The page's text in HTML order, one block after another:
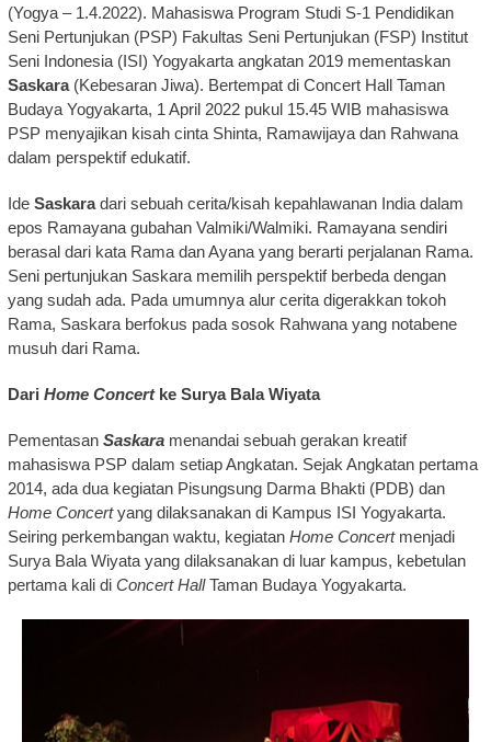
(Yogya – 1.4.2022). Mahasiswa Program Studi S-1 Pendidikan
Seni Pertunjukan (PSP) Fakultas Seni Pertunjukan (FSP) Institut
Seni Indonesia (ISI) Yogyakarta angkatan 2019 mementaskan
Saskara (Kebesaran Jiwa). Bertempat di Concert Hall Taman
Budaya Yogyakarta, 1 April 2022 pukul 15.45 WIB mahasiswa
PSP menyajikan kisah cinta Shinta, Ramawijaya dan Rahwana
dalam perspektif edukatif.
Ide Saskaradari sebuah cerita/kisah kepahlawanan India dalam
epos Ramayana gubahan Valmiki/Walmiki. Ramayana sendiri
berasal dari kata Rama dan Ayana yang berarti perjalanan Rama.
Seni pertunjukan Saskara memilih perspektif berbeda dengan
yang sudah ada. Pada umumnya alur cerita digerakkan tokoh
Rama, Saskara berfokus pada sosok Rahwana yang notabene
musuh dari Rama.
Dari Home Concertke Surya Bala Wiyata
Pementasan Saskaramenandai sebuah gerakan kreatif
mahasiswa PSP dalam setiap Angkatan. Sejak Angkatan pertama
2014, ada dua kegiatan Pisungsung Darma Bhakti (PDB) dan
Home Concertyang dilaksanakan di Kampus ISI Yogyakarta.
Seiring perkembangan waktu, kegiatan Home Concertmenjadi
Surya Bala Wiyata yang dilaksanakan di luar kampus, kebetulan
pertama kali di Concert HallTaman Budaya Yogyakarta.